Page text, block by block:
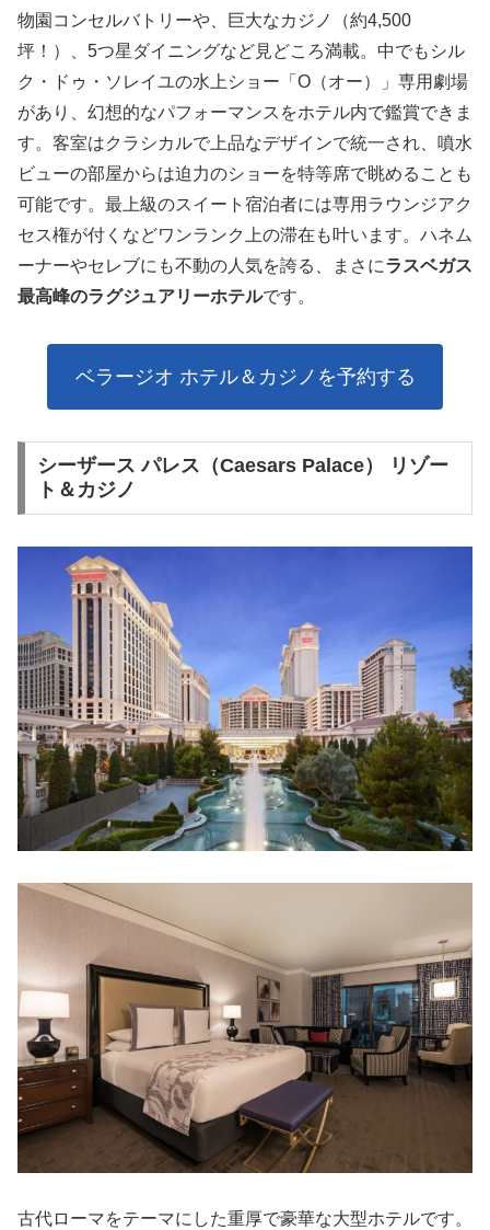
物園コンセルバトリーや、巨大なカジノ（約4,500
坪！）、5つ星ダイニングなど見どころ満載。中でもシル
ク・ドゥ・ソレイユの水上ショー「O（オー）」専用劇場
があり、幻想的なパフォーマンスをホテル内で鑑賞できま
す。客室はクラシカルで上品なデザインで統一され、噴水
ビューの部屋からは迫力のショーを特等席で眺めることも
可能です。最上級のスイート宿泊者には専用ラウンジアク
セス権が付くなどワンランク上の滞在も叶います。ハネム
ーナーやセレブにも不動の人気を誇る、まさにラスベガス
最高峰のラグジュアリーホテルです。
ベラージオ ホテル＆カジノを予約する
シーザース パレス（Caesars Palace） リゾー
ト＆カジノ
古代ローマをテーマにした重厚で豪華な大型ホテルです。